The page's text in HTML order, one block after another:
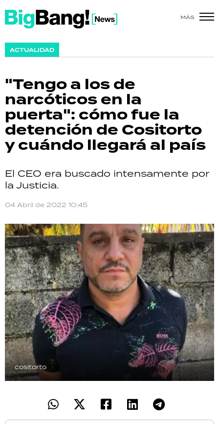
MÁS
ACTUALIDAD
"Tengo a los de
narcóticos en la
puerta": cómo fue la
detención de Cositorto
y cuándo llegará al país
El CEO era buscado intensamente por
la Justicia.
04 Abril de 2022 10:45
cositorto
SHOW
ACTUALIDAD
POLICIALES
ECONOMÍA
SALUD
DEPORTES
TECNOLOGÍA
RECETAS
PALABRAS
HORÓSCOPO
Seguinos